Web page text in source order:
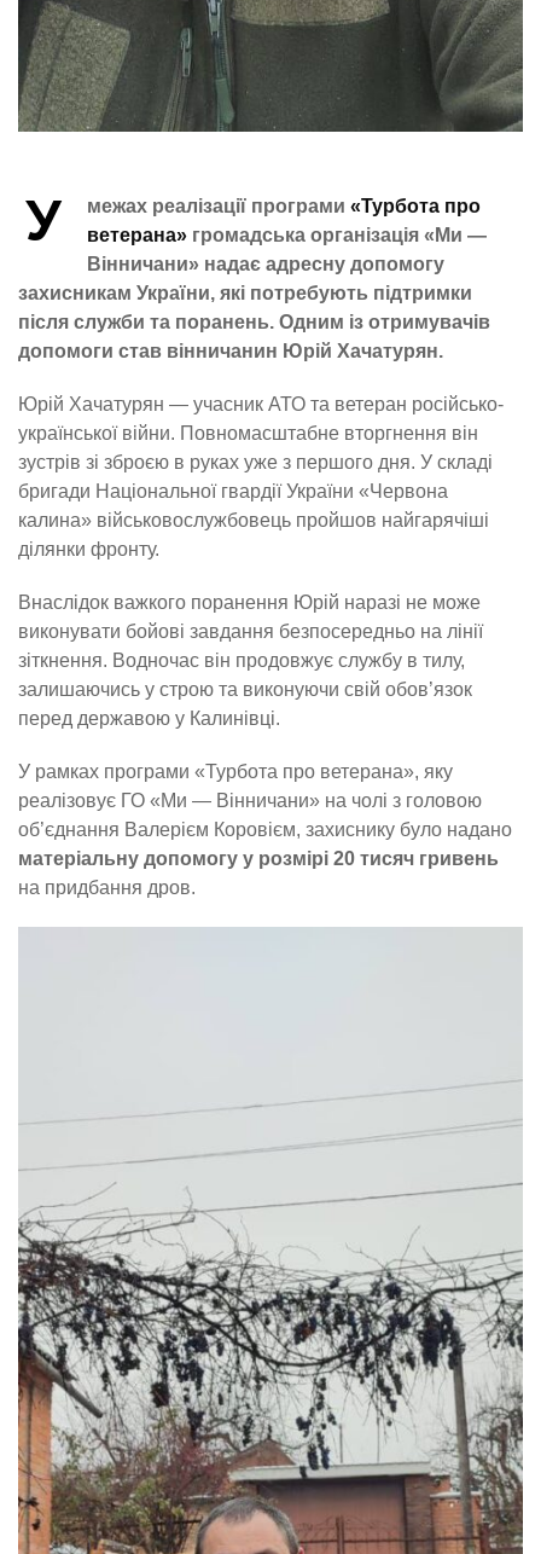
У межах реалізації програми «Турбота про
ветерана» громадська організація «Ми —
Вінничани» надає адресну допомогу
захисникам України, які потребують підтримки
після служби та поранень. Одним із отримувачів
допомоги став вінничанин Юрій Хачатурян.
Юрій Хачатурян — учасник АТО та ветеран російсько-
української війни. Повномасштабне вторгнення він
зустрів зі зброєю в руках уже з першого дня. У складі
бригади Національної гвардії України «Червона
калина» військовослужбовець пройшов найгарячіші
ділянки фронту.
Внаслідок важкого поранення Юрій наразі не може
виконувати бойові завдання безпосередньо на лінії
зіткнення. Водночас він продовжує службу в тилу,
залишаючись у строю та виконуючи свій обов’язок
перед державою у Калинівці.
У рамках програми «Турбота про ветерана», яку
реалізовує ГО «Ми — Вінничани» на чолі з головою
об’єднання Валерієм Коровієм, захиснику було надано
матеріальну допомогу у розмірі 20 тисяч гривень
на придбання дров.